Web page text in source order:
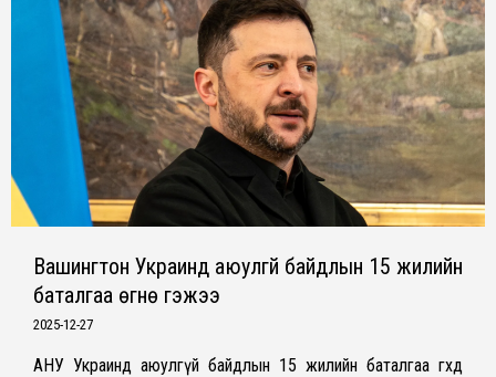
Вашингтон Украинд аюулгүй байдлын 15 жилийн
баталгаа өгнө гэжээ
2025-12-27
АНУ Украинд аюулгүй байдлын 15 жилийн баталгаа өгөхөд